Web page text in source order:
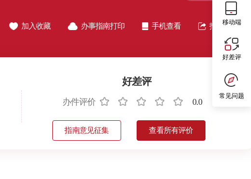
加入收藏 办事指南打印 手机查看 指南分享
好差评
办件评价 0.0
指南意见征集 查看所有评价
移动端
好差评
常见问题